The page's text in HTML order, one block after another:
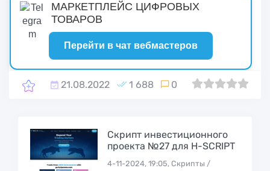
МАРКЕТПЛЕЙС ЦИФРОВЫХ
ТОВАРОВ
Перейти в чат вебмастеров
21.08.2022 1 688 0 01 2 3 4 5
Скрипт инвестиционного
проекта №27 для H-SCRIPT
4-11-2024, 19:05, Скрипты /